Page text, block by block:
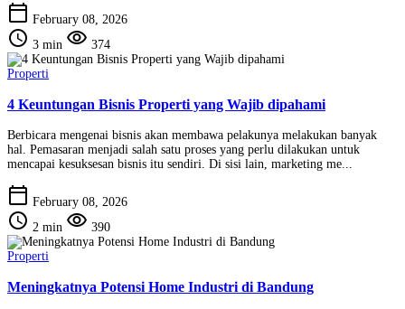
calendar_today February 08, 2026
schedule 3 min visibility 374
Properti
4 Keuntungan Bisnis Properti yang Wajib dipahami
Berbicara mengenai bisnis akan membawa pelakunya melakukan banyak
hal. Pemasaran menjadi salah satu proses yang perlu dilakukan untuk
mencapai kesuksesan bisnis itu sendiri. Di sisi lain, marketing me...
calendar_today February 08, 2026
schedule 2 min visibility 390
Properti
Meningkatnya Potensi Home Industri di Bandung